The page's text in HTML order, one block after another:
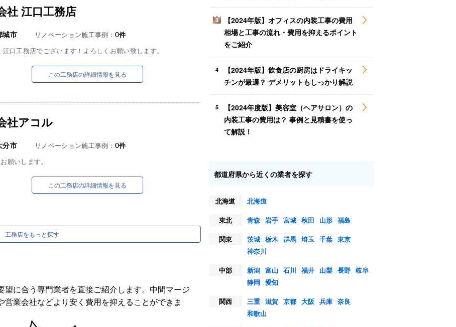
社 江口工務店
城市 リノベーション施工事例：0件
口工務店でございます！よろしくお願い致します。
この工務店の詳細情報を見る
社アコル
分市 リノベーション施工事例：0件
願いします。
この工務店の詳細情報を見る
工務店をもっと探す
望に合う専門業者を直接ご紹介します。中間マージ
業会社などより安く費用を抑えることができま
3
【2024年版】オフィスの内装工事の費用
相場と工事の流れ・費用を抑えるポイント
をご紹介
4
【2024年版】飲食店の厨房はドライキッ
チンが最適？ デメリットもしっかり解説
5
【2024年度版】美容室（ヘアサロン）の
内装工事の費用は？ 事例と見積書を使っ
て解説！
都道府県から近くの業者を探す
北海道
北海道
東北
青森 岩手 宮城 秋田 山形 福島
関東
茨城 栃木 群馬 埼玉 千葉 東京
神奈川
中部
新潟 富山 石川 福井 山梨 長野 岐阜
静岡 愛知
関西
三重 滋賀 京都 大阪 兵庫 奈良
和歌山